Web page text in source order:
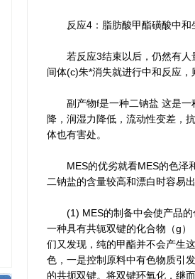
反应4：脂肪酸甲酯磺酸中和
若反应3结束以后，仍然有人
间体(c)朱*消失就进行中和反应
副产物f是一种二钠盐 这是一
降，润湿力降低，流动性变差，
体也有害处。
MES的优劣就看MES的色泽
二钠盐的含量较高和漂白时容易
(1) MES的制备中会使产品的
一种具有共轭双键的化合物（g
们又发现，纯的甲酯并不会产生
色，一是控制原料中有色物质引
的共扼双键。将双键环氧化，继